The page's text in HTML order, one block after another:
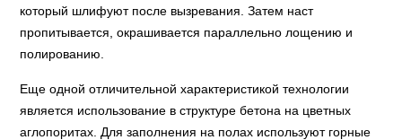
который шлифуют после вызревания. Затем наст
пропитывается, окрашивается параллельно лощению и
полированию.
Еще одной отличительной характеристикой технологии
является использование в структуре бетона на цветных
аглопоритах. Для заполнения на полах используют горные